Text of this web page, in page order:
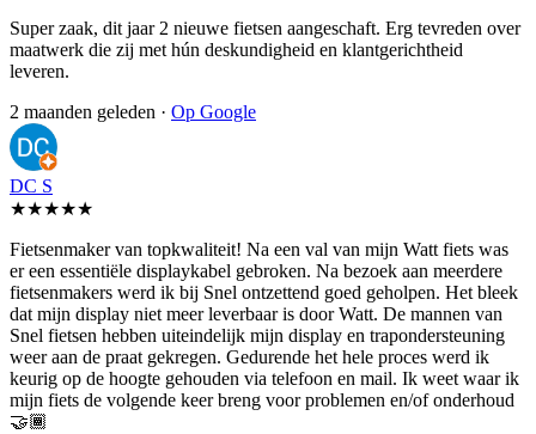
Super zaak, dit jaar 2 nieuwe fietsen aangeschaft. Erg tevreden over
maatwerk die zij met hún deskundigheid en klantgerichtheid
leveren.
2 maanden geleden · Op Google
DC S
★★★★★
Fietsenmaker van topkwaliteit! Na een val van mijn Watt fiets was
er een essentiële displaykabel gebroken. Na bezoek aan meerdere
fietsenmakers werd ik bij Snel ontzettend goed geholpen. Het bleek
dat mijn display niet meer leverbaar is door Watt. De mannen van
Snel fietsen hebben uiteindelijk mijn display en trapondersteuning
weer aan de praat gekregen. Gedurende het hele proces werd ik
keurig op de hoogte gehouden via telefoon en mail. Ik weet waar ik
mijn fiets de volgende keer breng voor problemen en/of onderhoud
🤝🏾